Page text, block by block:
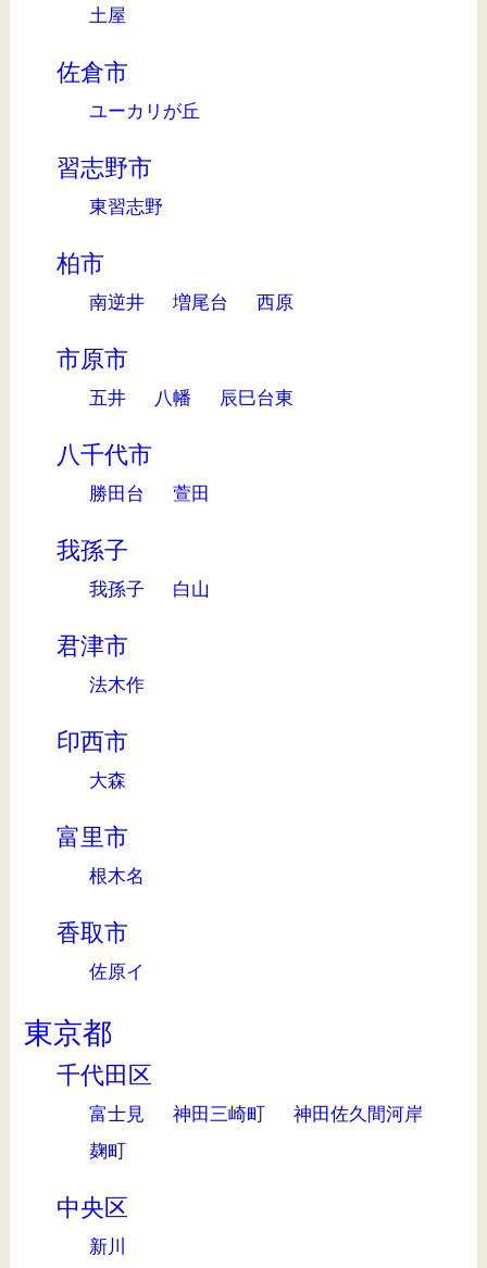
土屋
佐倉市
ユーカリが丘
習志野市
東習志野
柏市
南逆井 増尾台 西原
市原市
五井 八幡 辰巳台東
八千代市
勝田台 萱田
我孫子
我孫子 白山
君津市
法木作
印西市
大森
富里市
根木名
香取市
佐原イ
東京都
千代田区
富士見 神田三崎町
神田佐久間河岸
麹町
中央区
新川